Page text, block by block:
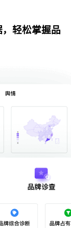
轻松掌握品